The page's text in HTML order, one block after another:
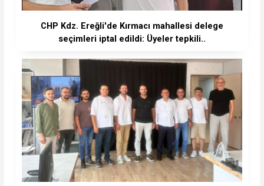
CHP Kdz. Ereğli'de Kırmacı mahallesi delege
seçimleri iptal edildi: Üyeler tepkili..